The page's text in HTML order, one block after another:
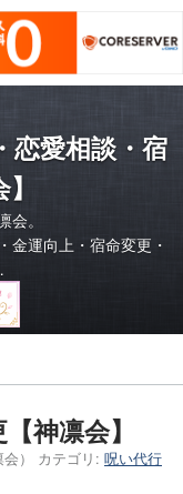
恋愛相談・宿
。
金運向上・宿命変更・
神凛会】
） カテゴリ: 呪い代行